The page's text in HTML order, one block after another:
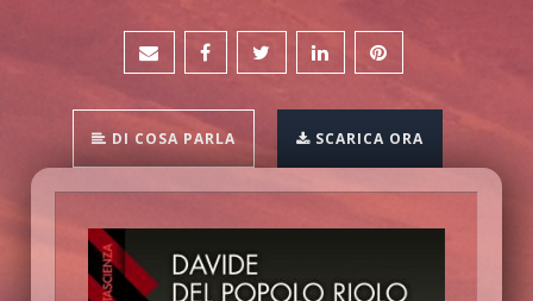
DI COSA PARLA SCARICA ORA